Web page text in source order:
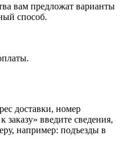
вам предложат варианты
способ.
доставки, номер
введите сведения,
например: подъезды в